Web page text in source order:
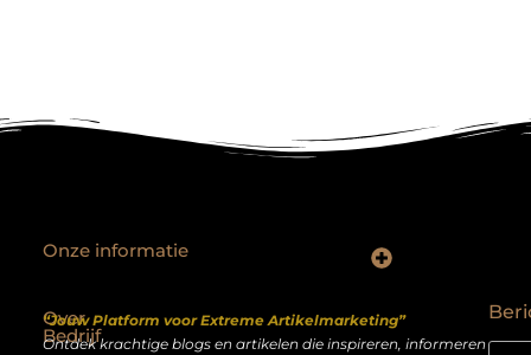
Over
Bedrijf
“Jouw Platform voor Extreme Artikelmarketing”
Ontdek krachtige blogs en artikelen die inspireren, informeren
Onze informatie